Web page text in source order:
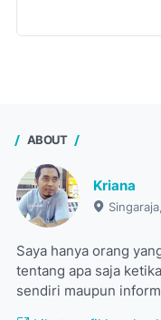
ABOUT
Kriana
Saya hanya orang
tentang apa saja
sendiri maupun